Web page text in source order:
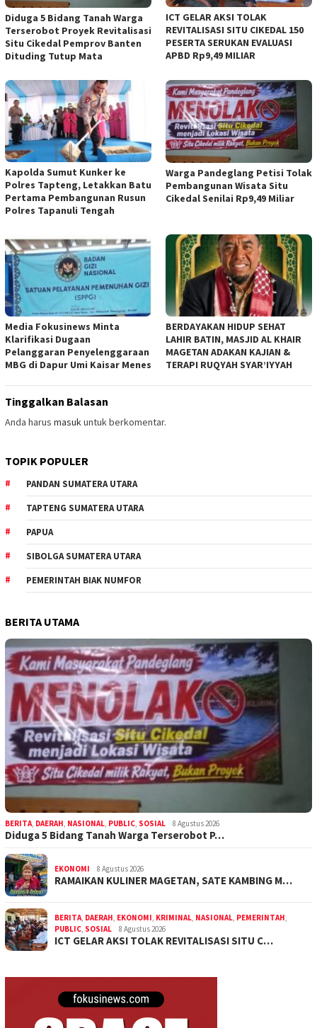
Diduga 5 Bidang Tanah Warga
Terserobot Proyek Revitalisasi
Situ Cikedal Pemprov Banten
Dituding Tutup Mata
ICT GELAR AKSI TOLAK
REVITALISASI SITU CIKEDAL 150
PESERTA SERUKAN EVALUASI
APBD Rp9,49 MILIAR
Kapolda Sumut Kunker ke
Polres Tapteng, Letakkan Batu
Pertama Pembangunan Rusun
Polres Tapanuli Tengah
Warga Pandeglang Petisi Tolak
Pembangunan Wisata Situ
Cikedal Senilai Rp9,49 Miliar
Media Fokusinews Minta
Klarifikasi Dugaan
Pelanggaran Penyelenggaraan
MBG di Dapur Umi Kaisar Menes
BERDAYAKAN HIDUP SEHAT
LAHIR BATIN, MASJID AL KHAIR
MAGETAN ADAKAN KAJIAN &
TERAPI RUQYAH SYAR’IYYAH
Tinggalkan Balasan
Anda harus masukuntuk berkomentar.
TOPIK POPULER
PANDAN SUMATERA UTARA
TAPTENG SUMATERA UTARA
PAPUA
SIBOLGA SUMATERA UTARA
PEMERINTAH BIAK NUMFOR
BERITA UTAMA
BERITA DAERAH NASIONAL PUBLIC SOSIAL 8 Agustus 2026
Diduga 5 Bidang Tanah Warga Terserobot P…
EKONOMI 8 Agustus 2026
RAMAIKAN KULINER MAGETAN, SATE KAMBING M…
BERITA DAERAH EKONOMI KRIMINAL NASIONAL PEMERINTAH
PUBLIC SOSIAL 8 Agustus 2026
ICT GELAR AKSI TOLAK REVITALISASI SITU C…